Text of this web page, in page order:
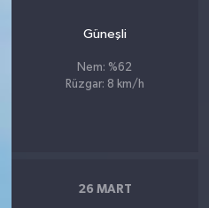
Güneşli
Nem: %62
Rüzgar: 8 km/h
26 MART